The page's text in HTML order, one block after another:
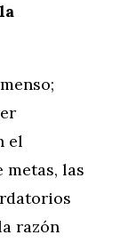
el
las
razón